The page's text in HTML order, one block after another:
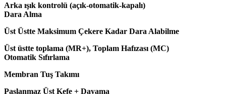
Arka ışık kontrolü (açık-otomatik-kapalı)
Dara Alma
Üst Üstte Maksimum Çekere Kadar Dara Alabilme
Üst üstte toplama (MR+), Toplam Hafızası (MC)
Otomatik Sıfırlama
Membran Tuş Takımı
Paslanmaz Üst Kefe + Dayama